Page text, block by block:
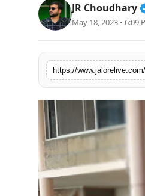
JR Choudhary
May 18, 2023 • 6:09
https://